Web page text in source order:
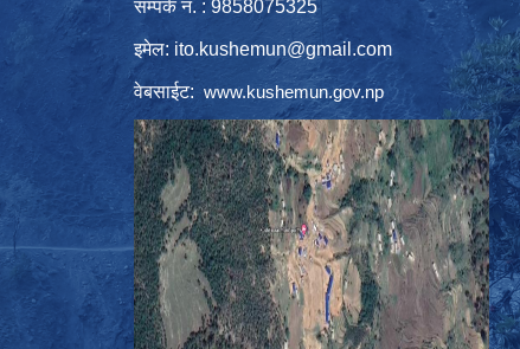
सम्पर्क नं. : 9858075325
इमेल: ito.kushemun@gmail.com
वेबसाईट: www.kushemun.gov.np